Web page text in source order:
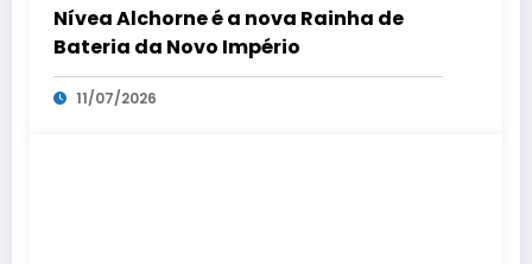
Nívea Alchorne é a nova Rainha de
Bateria da Novo Império
11/07/2026